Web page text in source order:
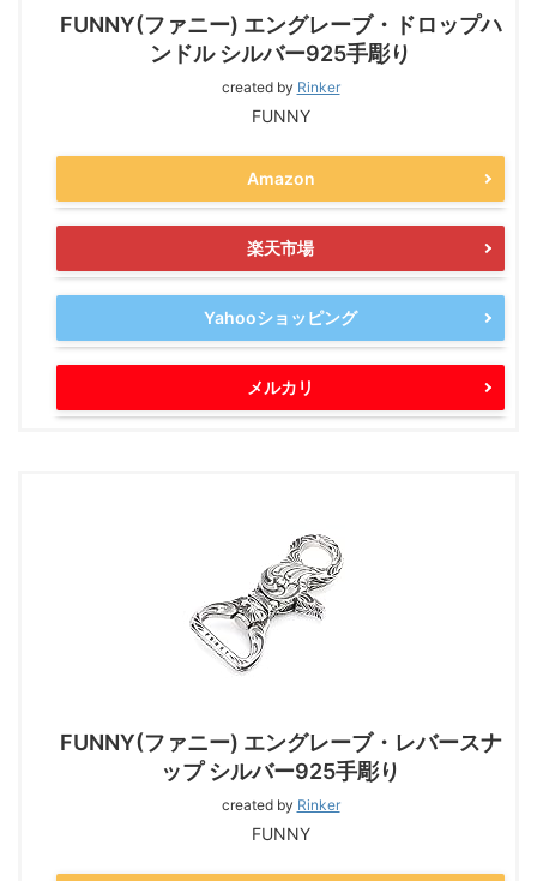
FUNNY(ファニー) エングレーブ・ドロップハ
ンドル シルバー925手彫り
created by Rinker
FUNNY
Amazon
楽天市場
Yahooショッピング
メルカリ
FUNNY(ファニー) エングレーブ・レバースナ
ップ シルバー925手彫り
created by Rinker
FUNNY